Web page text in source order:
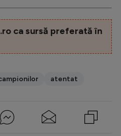
ca sursă preferată în
atentat